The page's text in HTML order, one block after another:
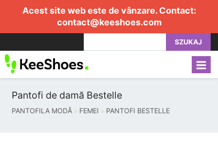
Acest site web este de vânzare. Contact:
contact@keeshoes.com
SZUKAJ
Pantofi de damă Bestelle
PANTOFILA MODĂ FEMEI PANTOFI BESTELLE